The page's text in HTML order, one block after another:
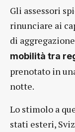
Gli assessori
rinunciare ai
di
mobilità tra
prenotato in
notte.
Lo stimolo a
stati esteri,